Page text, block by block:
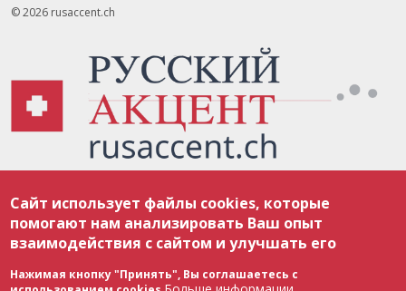
© 2026 rusaccent.ch
соответствии с законодательством Швейцарии об авторском праве и
международными соглашениями. Полное или частичное использование
материалов возможно только с разрешения редакции. В случае полного
или частичного воспроизведения материалов сайта rusaccent.ch,
ОБЯЗАТЕЛЬНА АКТИВНАЯ ГИПЕРССЫЛКА на конкретный заимствованный
текст. Фотоизображения, размещенные редакцией rusaccent.ch, являются
ее исключительной собственностью. Полное или частичное
Сайт использует файлы cookies, которые
помогают нам анализировать Ваш опыт
взаимодействия с сайтом и улучшать его
Нажимая кнопку "Принять", Вы соглашаетесь с